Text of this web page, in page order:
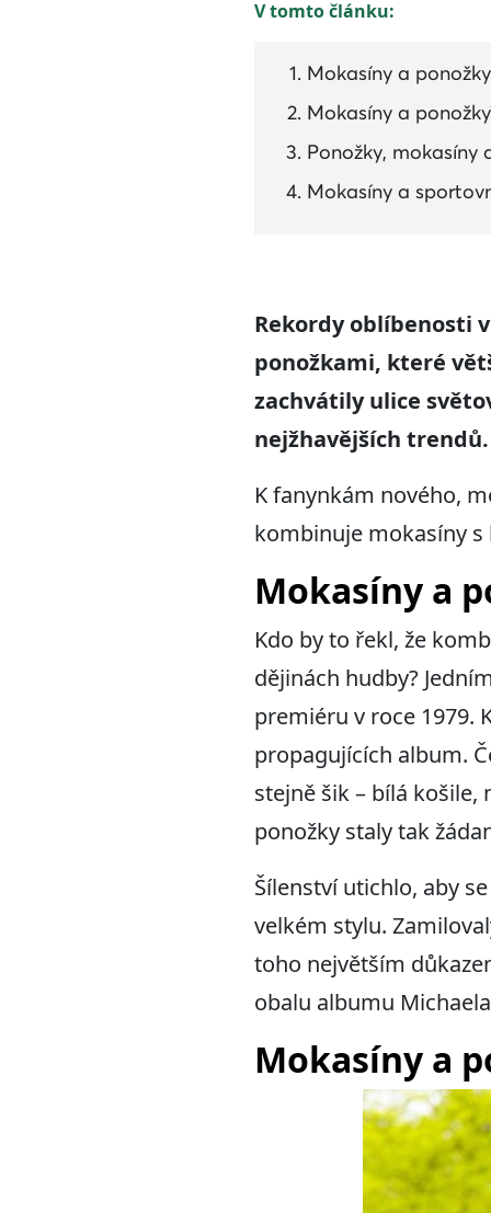
V tomto článku:
Mokasíny a
Mokasíny a
Ponožky, mokasíny
Mokasíny a
Rekordy oblíbenosti
ponožkami, které
zachvátily ulice
nejžhavějších trendů.
K fanynkám nového,
kombinuje mokasíny
Mokasíny a
Kdo by to řekl, že
dějinách hudby?
premiéru v roce 1979.
propagujících album.
stejně šik – bílá košile,
ponožky staly tak
Šílenství utichlo, aby
velkém stylu.
toho největším
obalu albumu
Mokasíny a